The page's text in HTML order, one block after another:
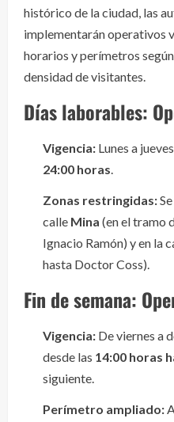
histórico de la ciudad, las
implementarán operativos
horarios y perímetros
densidad de visitantes.
Días laborables:
Vigencia: Lunes a
24:00 horas.
Zonas restringidas:
calle Mina (en el tramo
Ignacio Ramón) y en la
hasta Doctor Coss).
Fin de semana:
Vigencia: De viernes a
desde las 14:00 horas
siguiente.
Perímetro ampliado: